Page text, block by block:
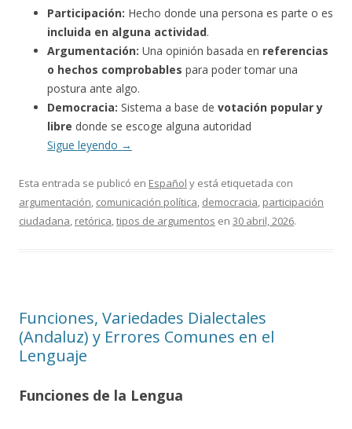
Participación: Hecho donde una persona es parte o es
incluida en alguna actividad.
Argumentación: Una opinión basada en referencias
o hechos comprobables para poder tomar una
postura ante algo.
Democracia: Sistema a base de votación popular y
libre donde se escoge alguna autoridad
Sigue leyendo →
Esta entrada se publicó en Español y está etiquetada con
argumentación, comunicación política, democracia, participación
ciudadana, retórica,tipos de argumentos en 30 abril, 2026.
Funciones, Variedades Dialectales
(Andaluz) y Errores Comunes en el
Lenguaje
Funciones de la Lengua